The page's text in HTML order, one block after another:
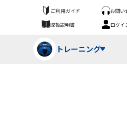
ご利用ガイド
お問い
取扱説明書
ログイ
トレーニング